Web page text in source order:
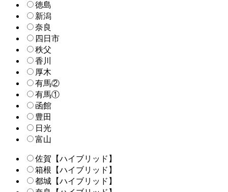
徳島
新潟
奈良
四日市
秩父
香川
厚木
有馬②
有馬①
函館
豊田
日光
富山
佐賀【ハイブリッド】
箱根【ハイブリッド】
都城【ハイブリッド】